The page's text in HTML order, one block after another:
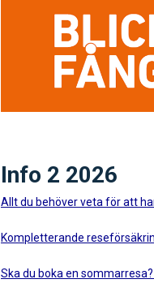
Info 2 2026
Allt du behöver veta för att
Kompletterande
Ska du boka en